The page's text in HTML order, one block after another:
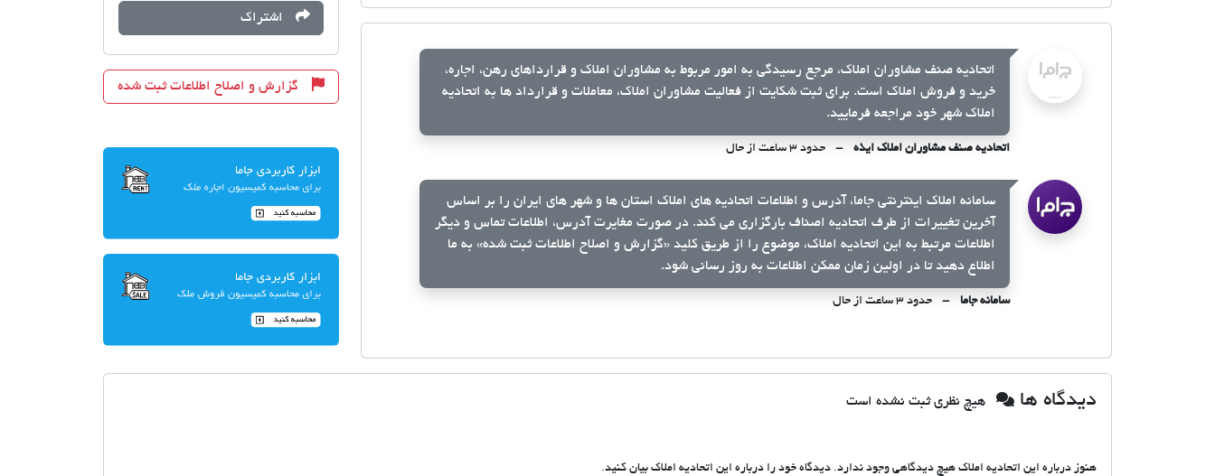
اتحادیه صنف مشاوران املاک، مرجع رسیدگی به امور مربوط به مشاوران املاک و قرارداهای رهن، اجاره،
خرید و فروش املاک است. برای ثبت شکایت از فعالیت مشاوران املاک، معاملات و قرارداد ها به اتحادیه
املاک شهر خود مراجعه فرمایید.
اتحادیه صنف مشاوران املاک ایذه حدود ۳ ساعت از حال
سامانه املاک اینترنتی جاما، آدرس و اطلاعات اتحادیه های املاک استان ها و شهر های ایران را بر اساس
آخرین تغییرات از طرف اتحادیه اصناف بارگزاری می کند. در صورت مغایرت آدرس، اطلاعات تماس و دیگر
اطلاعات مرتبط به این اتحادیه املاک، موضوع را از طریق کلید «گزارش و اصلاح اطلاعات ثبت شده» به ما
اطلاع دهید تا در اولین زمان ممکن اطلاعات به روز رسانی شود.
سامانه جاما حدود ۳ ساعت از حال
اشتراک
گزارش و اصلاح اطلاعات ثبت شده
دیدگاه ها هیچ نظری ثبت نشده است
هنوز درباره این اتحادیه املاک هیچ دیدگاهی وجود ندارد. دیدگاه خود را درباره این اتحادیه املاک بیان کنید.